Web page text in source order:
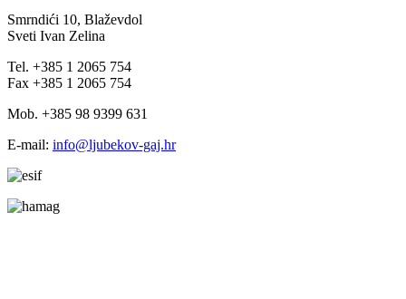
Smrndići 10, Blaževdol
Sveti Ivan Zelina
Tel. +385 1 2065 754
Fax +385 1 2065 754
Mob. +385 98 9399 631
E-mail: info@ljubekov-gaj.hr